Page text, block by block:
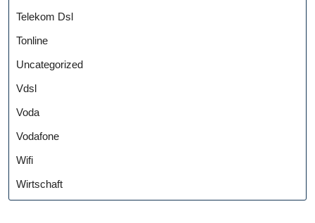
Telekom Dsl
Tonline
Uncategorized
Vdsl
Voda
Vodafone
Wifi
Wirtschaft